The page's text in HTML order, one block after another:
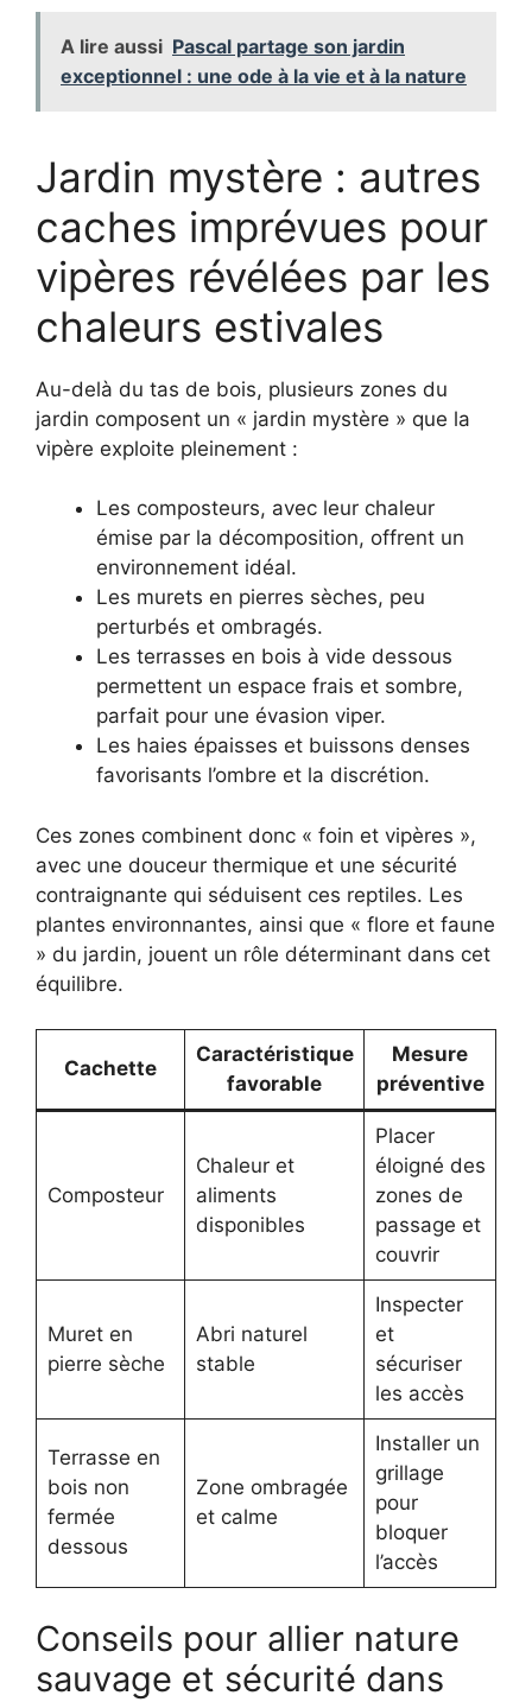
A lire aussi Pascal partage son jardin
exceptionnel : une ode à la vie et à la nature
Jardin mystère : autres
caches imprévues pour
vipères révélées par les
chaleurs estivales
Au-delà du tas de bois, plusieurs zones du
jardin composent un « jardin mystère » que la
vipère exploite pleinement :
Les composteurs, avec leur chaleur
émise par la décomposition, offrent un
environnement idéal.
Les murets en pierres sèches, peu
perturbés et ombragés.
Les terrasses en bois à vide dessous
permettent un espace frais et sombre,
parfait pour une évasion viper.
Les haies épaisses et buissons denses
favorisants l’ombre et la discrétion.
Ces zones combinent donc « foin et vipères »,
avec une douceur thermique et une sécurité
contraignante qui séduisent ces reptiles. Les
plantes environnantes, ainsi que « flore et faune
» du jardin, jouent un rôle déterminant dans cet
équilibre.
Cachette
Caractéristique
favorable
Mesure
préventive
Composteur
Chaleur et
aliments
disponibles
Placer
éloigné des
zones de
passage et
couvrir
Muret en
pierre sèche
Abri naturel
stable
Inspecter
et
sécuriser
les accès
Terrasse en
bois non
fermée
dessous
Zone ombragée
et calme
Installer un
grillage
pour
bloquer
l’accès
Conseils pour allier nature
sauvage et sécurité dans